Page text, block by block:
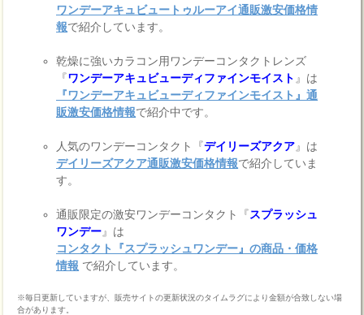
ワンデーアキュビュートゥルーアイ通販激安価格情
報で紹介しています。
乾燥に強いカラコン用ワンデーコンタクトレンズ
『ワンデーアキュビューディファインモイスト 』は
『ワンデーアキュビューディファインモイスト』通
販激安価格情報で紹介中です。
人気のワンデーコンタクト『デイリーズアクア』は
デイリーズアクア通販激安価格情報で紹介していま
す。
通販限定の激安ワンデーコンタクト『スプラッシュ
ワンデー』は
コンタクト『スプラッシュワンデー』の商品・価格
情報 で紹介しています。
※毎日更新していますが、販売サイトの更新状況のタイムラグにより金額が合致しない場
合があります。